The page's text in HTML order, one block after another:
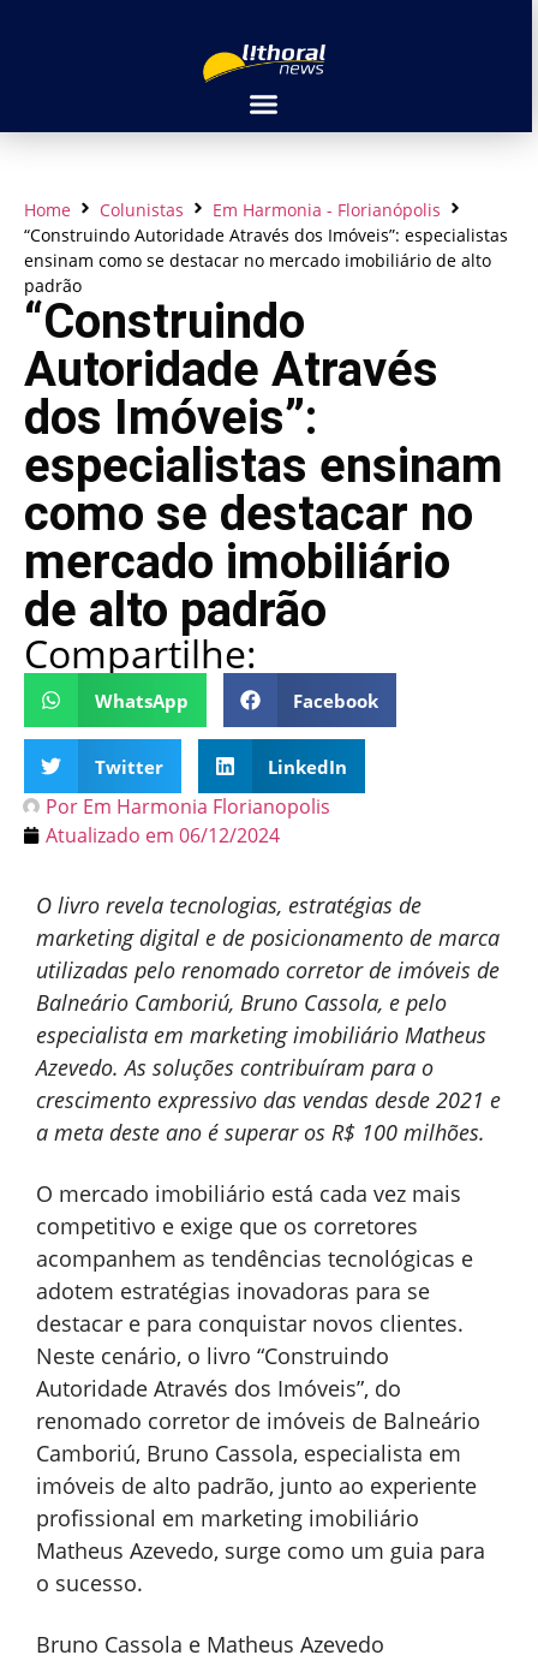
Home Colunistas
Em Harmonia - Florianópolis
“Construindo Autoridade Através dos Imóveis”: especialistas
ensinam como se destacar no mercado imobiliário de alto
padrão
“Construindo
Autoridade Através
dos Imóveis”:
especialistas ensinam
como se destacar no
mercado imobiliário
de alto padrão
Compartilhe:
WhatsApp Facebook
Twitter LinkedIn
Por Em Harmonia Florianopolis
Atualizado em 06/12/2024
O livro revela tecnologias, estratégias de
marketing digital e de posicionamento de marca
utilizadas pelo renomado corretor de imóveis de
Balneário Camboriú, Bruno Cassola, e pelo
especialista em marketing imobiliário Matheus
Azevedo. As soluções contribuíram para o
crescimento expressivo das vendas desde 2021 e
a meta deste ano é superar os R$ 100 milhões.
O mercado imobiliário está cada vez mais
competitivo e exige que os corretores
acompanhem as tendências tecnológicas e
adotem estratégias inovadoras para se
destacar e para conquistar novos clientes.
Neste cenário, o livro “Construindo
Autoridade Através dos Imóveis”, do
renomado corretor de imóveis de Balneário
Camboriú, Bruno Cassola, especialista em
imóveis de alto padrão, junto ao experiente
profissional em marketing imobiliário
Matheus Azevedo, surge como um guia para
o sucesso.
Bruno Cassola e Matheus Azevedo